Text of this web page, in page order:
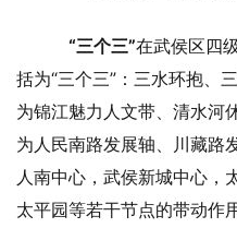
“三个三”在武侯区四
括为“三个三”：三水环抱、
为锦江魅力人文带、清水河
为人民南路发展轴、川藏路
人南中心，武侯新城中心，
太平园等若干节点的带动作